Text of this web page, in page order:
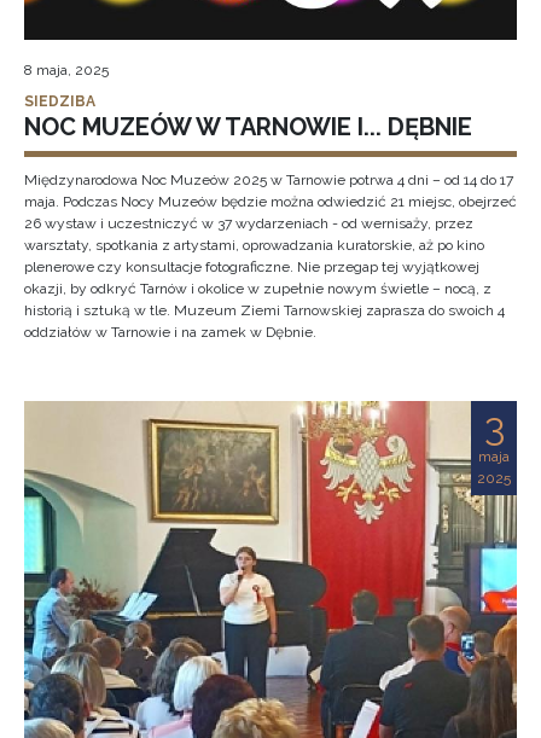
8 maja, 2025
SIEDZIBA
NOC MUZEÓW W TARNOWIE I... DĘBNIE
Międzynarodowa Noc Muzeów 2025 w Tarnowie potrwa 4 dni – od 14 do 17
maja. Podczas Nocy Muzeów będzie można odwiedzić 21 miejsc, obejrzeć
26 wystaw i uczestniczyć w 37 wydarzeniach - od wernisaży, przez
warsztaty, spotkania z artystami, oprowadzania kuratorskie, aż po kino
plenerowe czy konsultacje fotograficzne. Nie przegap tej wyjątkowej
okazji, by odkryć Tarnów i okolice w zupełnie nowym świetle – nocą, z
historią i sztuką w tle. Muzeum Ziemi Tarnowskiej zaprasza do swoich 4
oddziałów w Tarnowie i na zamek w Dębnie.
3
maja
2025